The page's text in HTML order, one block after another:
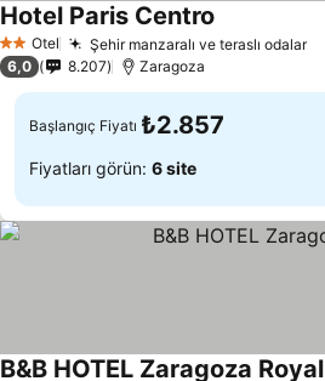
2 Yıldız
Otel Şehir manzaralı ve teraslı odalar
Hotel Paris Centro
6,0 8.207 Zaragoza
Başlangıç Fiyatı ₺2.857
Fiyatları görün: 6 site
B&B HOTEL Zaragoza Royal